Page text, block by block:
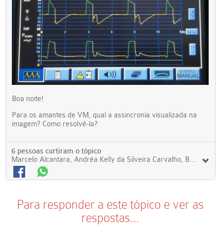
Boa noite!
Para os amantes de VM, qual a assincronia visualizada na
imagem? Como resolvê-la?
6 pessoas curtiram o tópico
Marcelo Alcantara, Andréa Kelly da Silveira Carvalho, BETINA SANTOS TOMAZ, Patrick Pierry, Guilherme Moura, MARCELLE MORGANA VIEIRA DE ASSIS
Para responder a este tópico e ver as
respostas...